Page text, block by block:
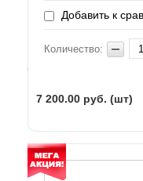
Добавить к
Количество:
7 200.00 руб. (шт)